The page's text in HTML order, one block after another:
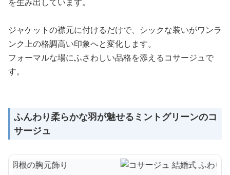
ジャケットの襟元に付けるだけで、シックな装いがワンラ
ンク上の格調高い印象へと変化します。
フォーマルな場にふさわしい品格を添えるコサージュで
す。
ふんわり柔らかな羽が魅せるミントグリーンのコ
サージュ